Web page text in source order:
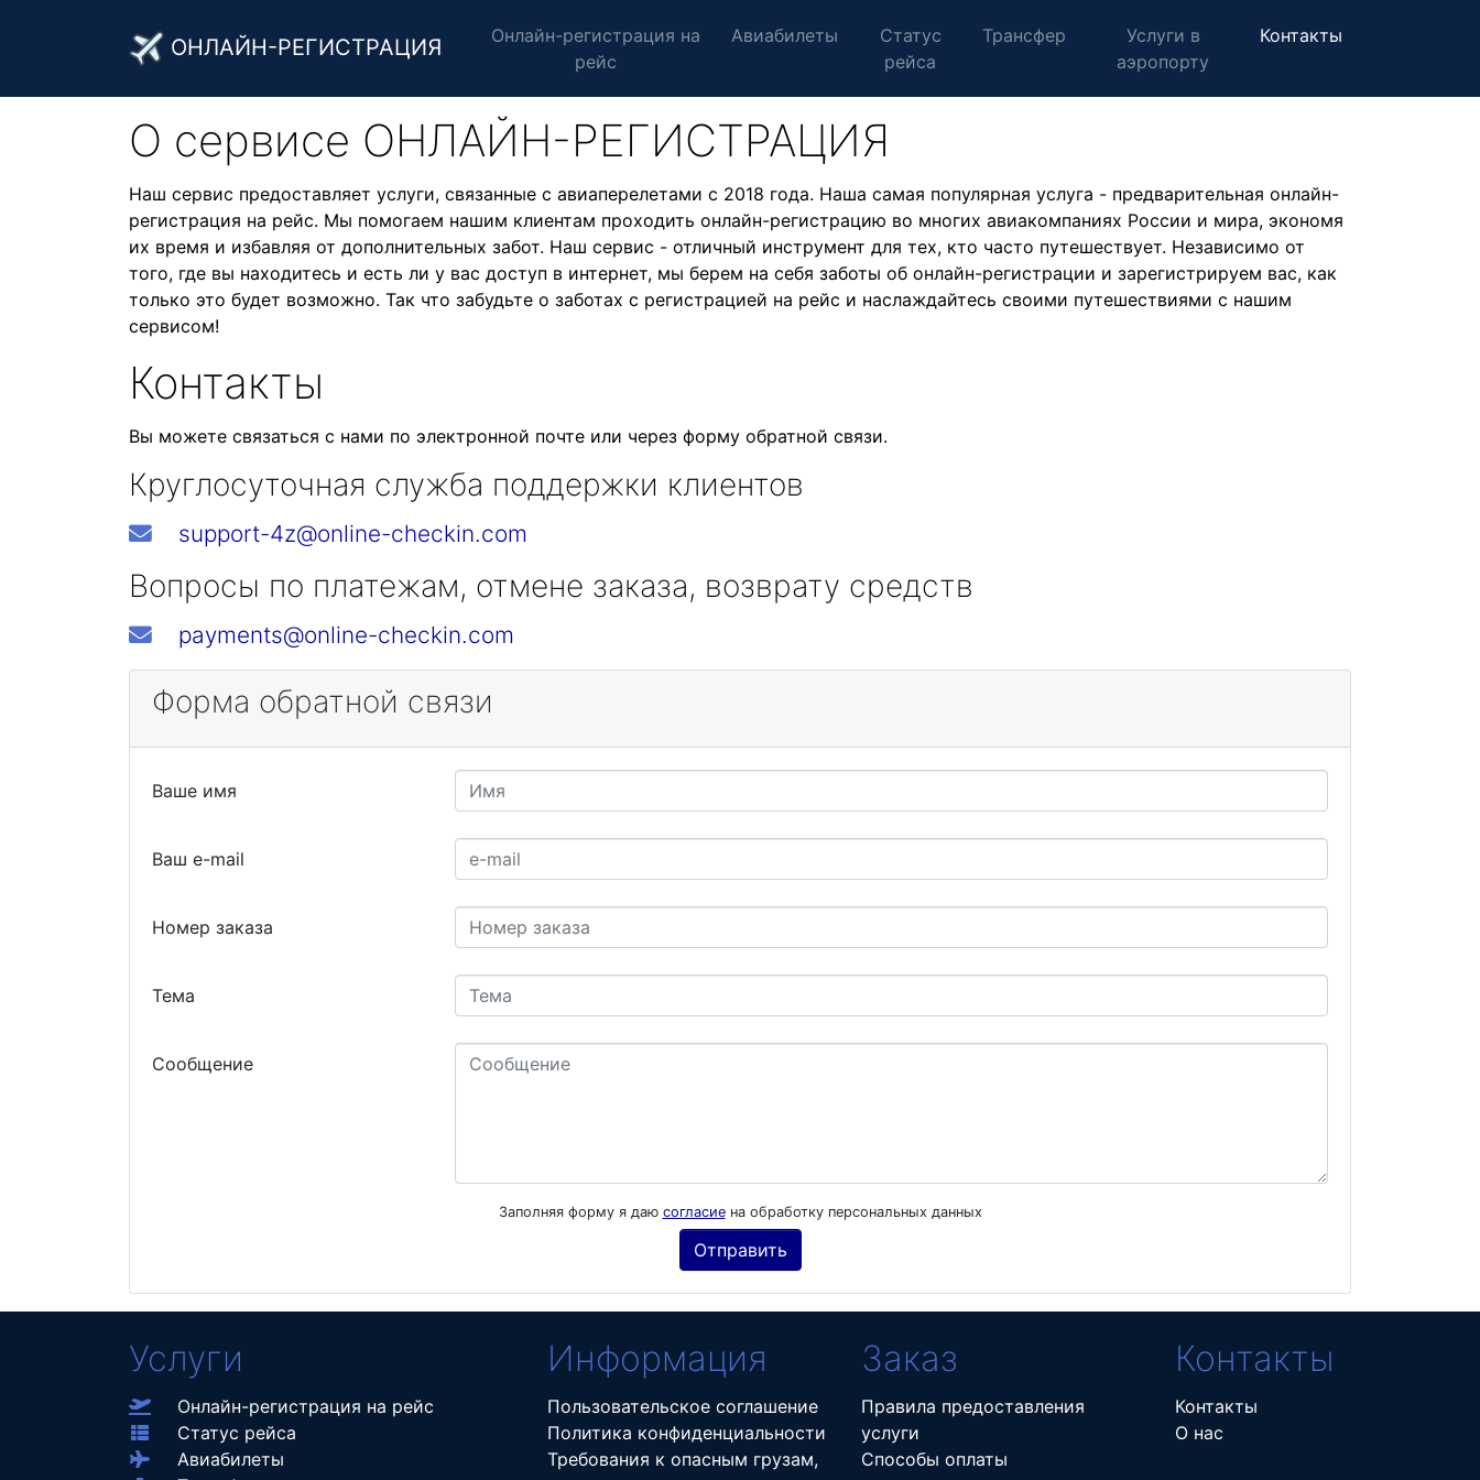
ОНЛАЙН-РЕГИСТРАЦИЯ
Онлайн-регистрация на
рейс
Авиабилеты
Статус
рейса
Трансфер
Услуги в
аэропорту
Контакты
О cервисе ОНЛАЙН-РЕГИСТРАЦИЯ
Наш сервис предоставляет услуги, связанные с авиаперелетами с 2018 года. Наша самая популярная услуга - предварительная онлайн-
регистрация на рейс. Мы помогаем нашим клиентам проходить онлайн-регистрацию во многих авиакомпаниях России и мира, экономя
их время и избавляя от дополнительных забот. Наш сервис - отличный инструмент для тех, кто часто путешествует. Независимо от
того, где вы находитесь и есть ли у вас доступ в интернет, мы берем на себя заботы об онлайн-регистрации и зарегистрируем вас, как
только это будет возможно. Так что забудьте о заботах с регистрацией на рейс и наслаждайтесь своими путешествиями с нашим
сервисом!
Контакты
Вы можете связаться с нами по электронной почте или через форму обратной связи.
Круглосуточная служба поддержки клиентов
support-4z@online-checkin.com
Вопросы по платежам, отмене заказа, возврату средств
payments@online-checkin.com
Форма обратной связи
Ваше имя
Ваш e-mail
Номер заказа
Тема
Сообщение
Заполняя форму я даю согласиена обработку персональных данных
Услуги
Онлайн-регистрация на рейс
Статус рейса
Авиабилеты
Информация
Пользовательское соглашение
Политика конфиденциальности
Требования к опасным грузам,
Заказ
Правила предоставления
услуги
Способы оплаты
Контакты
Контакты
О нас